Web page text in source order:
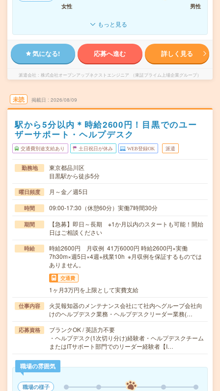
女性
男性
もっと見る
気になる! 応募へ進む 詳しく見る
派遣会社 株式会社オープンアップネクストエンジニア （東証プライム上場企業グループ）
未読 掲載日 2026/08/09
駅から5分以内＊時給2600円！目黒でのユー
ザーサポート・ヘルプデスク
交通費別途支給あり 土日祝日が休み WEB登録OK 派遣
勤務地
東京都品川区
目黒駅から徒歩5分
曜日頻度 月～金／週5日
時間 09:00-17:30（休憩60分）実働7時間30分
期間
【急募】即日～長期 ※1か月以内のスタートも可能！開始
日はご相談ください
時給
時給2600円 月収例 41万6000円 時給2600円×実働
7h30m×週5日×4週+残業10h ※月収例を保証するものでは
ありません。
交通費
1ヶ月3万円を上限として実費支給
仕事内容
火災報知器のメンテナンス会社にて社内へグループ会社向
けのヘルプデスク業務・ヘルプデスクリーダー業務(…
応募資格
ブランクOK / 英語力不要
・ヘルプデスク(1次切り分け)経験者・ヘルプデスクチーム
またはITサポート部門でのリーダー経験者【I…
職場の雰囲気
職場の様子